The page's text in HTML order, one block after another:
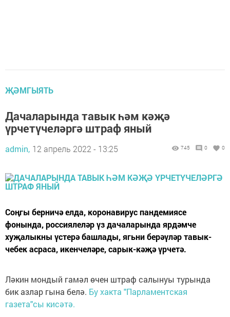
ҖӘМГЫЯТЬ
Дачаларында тавык һәм кәҗә
үрчетүчеләргә штраф яный
admin, 12 апрель 2022 - 13:25 745 0 0
Соңгы берничә елда, коронавирус пандемиясе
фонында, россиялеләр үз дачаларында ярдәмче
хуҗалыкны үстерә башлады, ягьни берәүләр тавык-
чебек асраса, икенчеләре, сарык-кәҗә үрчетә.
Ләкин мондый гамәл өчен штраф салынуы турында
бик азлар гына белә. Бу хакта "Парламентская
газета"сы кисәтә.